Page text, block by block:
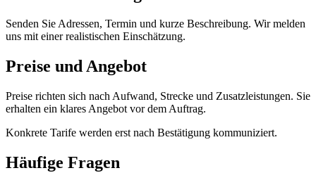
Senden Sie Adressen, Termin und kurze Beschreibung. Wir melden
uns mit einer realistischen Einschätzung.
Preise und Angebot
Preise richten sich nach Aufwand, Strecke und Zusatzleistungen. Sie
erhalten ein klares Angebot vor dem Auftrag.
Konkrete Tarife werden erst nach Bestätigung kommuniziert.
Häufige Fragen